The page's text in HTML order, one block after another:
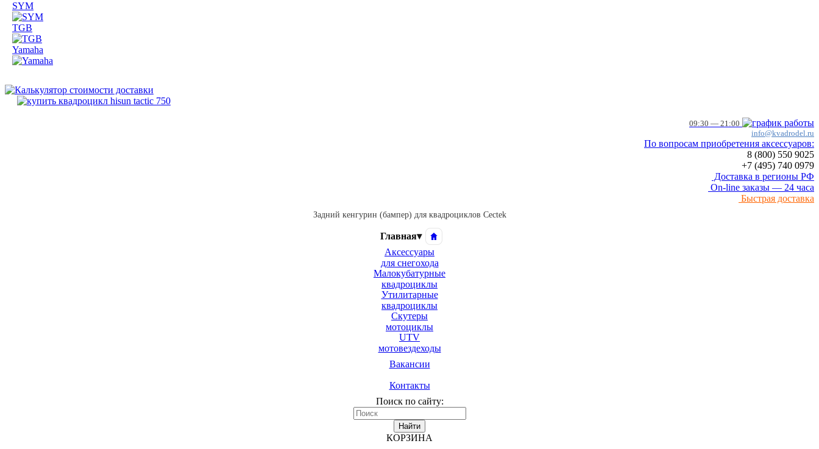
SYM
TGB
Yamaha
09:30 — 21:00
info@kvadrodel.ru
По вопросам приобретения аксессуаров:
8 (800) 550 9025
+7 (495) 740 0979
Доставка в регионы РФ
On-line заказы — 24 часа
Быстрая доставка
Задний кенгурин (бампер) для квадроциклов Cectek
Главная▾
Аксессуары
для снегохода
Малокубатурные
квадроциклы
Утилитарные
квадроциклы
Скутеры
мотоциклы
UTV
мотовездеходы
Вакансии
Контакты
Поиск по сайту:
Найти
КОРЗИНА